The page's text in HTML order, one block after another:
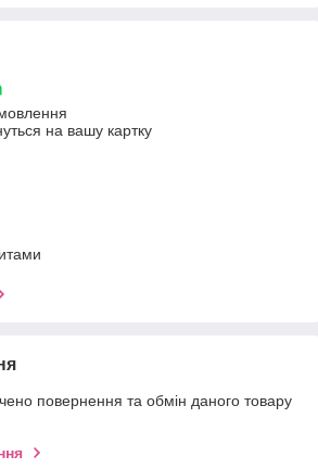
на вашу картку
повернення та обмін даного товару